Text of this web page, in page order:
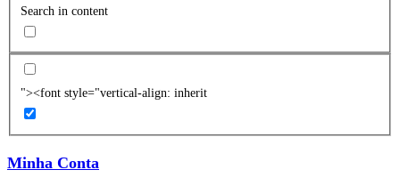
Search in content
"><font style="vertical-align: inherit
Minha Conta